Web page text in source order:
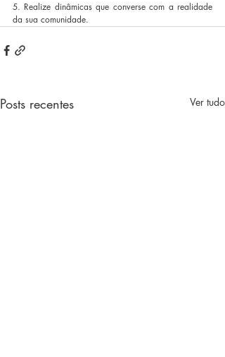
5. Realize dinâmicas que converse com a realidade
da sua comunidade.
Posts recentes Ver tudo